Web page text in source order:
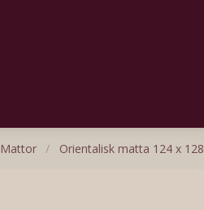
Mattor / Orientalisk matta 124 x 128